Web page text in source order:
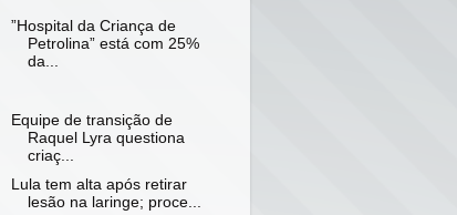
”Hospital da Criança de
Petrolina” está com 25%
da...
Equipe de transição de
Raquel Lyra questiona
criaç...
Lula tem alta após retirar
lesão na laringe; proce...